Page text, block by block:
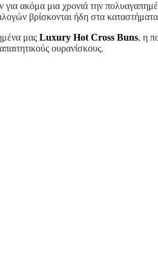
για ακόμα μια χρονιά την
βρίσκονται ήδη στα
μας Luxury Hot Cross Buns, η
ουρανίσκους.